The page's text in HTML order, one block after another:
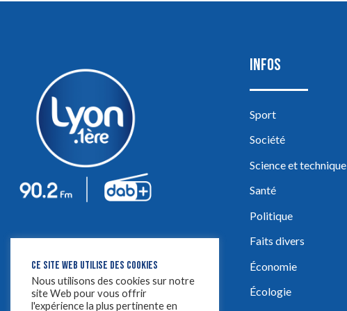
INFOS
Sport
Société
Science et technique
Santé
Politique
Faits divers
Économie
Écologie
CE SITE WEB UTILISE DES COOKIES
Nous utilisons des cookies sur notre
site Web pour vous offrir
l'expérience la plus pertinente en